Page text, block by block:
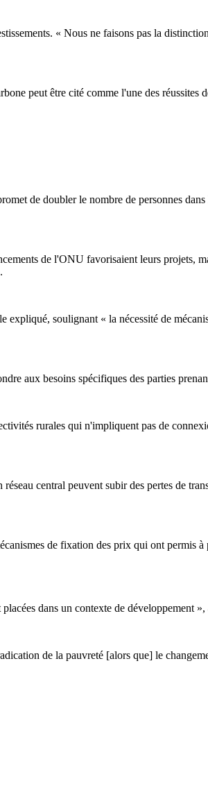
« Nous ne faisons pas la
peut être cité comme l'une des
de doubler le nombre de personnes
de l'ONU favorisaient leurs projets,
soulignant « la nécessité de
aux besoins spécifiques des parties
rurales qui n'impliquent pas de
central peuvent subir des pertes de
de fixation des prix qui ont permis
dans un contexte de développement
de la pauvreté [alors que] le